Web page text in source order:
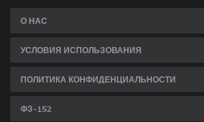
О НАС
УСЛОВИЯ ИСПОЛЬЗОВАНИЯ
ПОЛИТИКА КОНФИДЕНЦИАЛЬНОСТИ
ФЗ-152